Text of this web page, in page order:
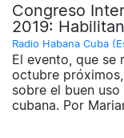
Congreso
2019:
Radio Habana Cuba
El evento, que se
octubre
sobre el buen
cubana. Por